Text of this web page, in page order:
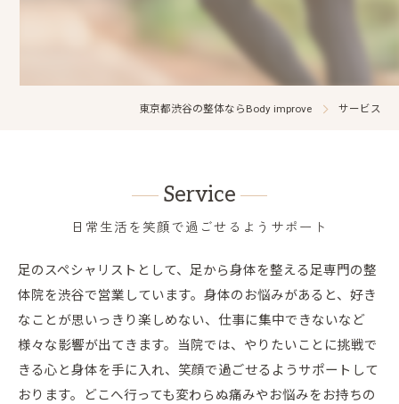
東京都渋谷の整体ならBody improve サービス
日常生活を笑顔で過ごせるようサポート
Service
足のスペシャリストとして、足から身体を整える足専門の整
体院を渋谷で営業しています。身体のお悩みがあると、好き
なことが思いっきり楽しめない、仕事に集中できないなど
様々な影響が出てきます。当院では、やりたいことに挑戦で
きる心と身体を手に入れ、笑顔で過ごせるようサポートして
おります。どこへ行っても変わらぬ痛みやお悩みをお持ちの